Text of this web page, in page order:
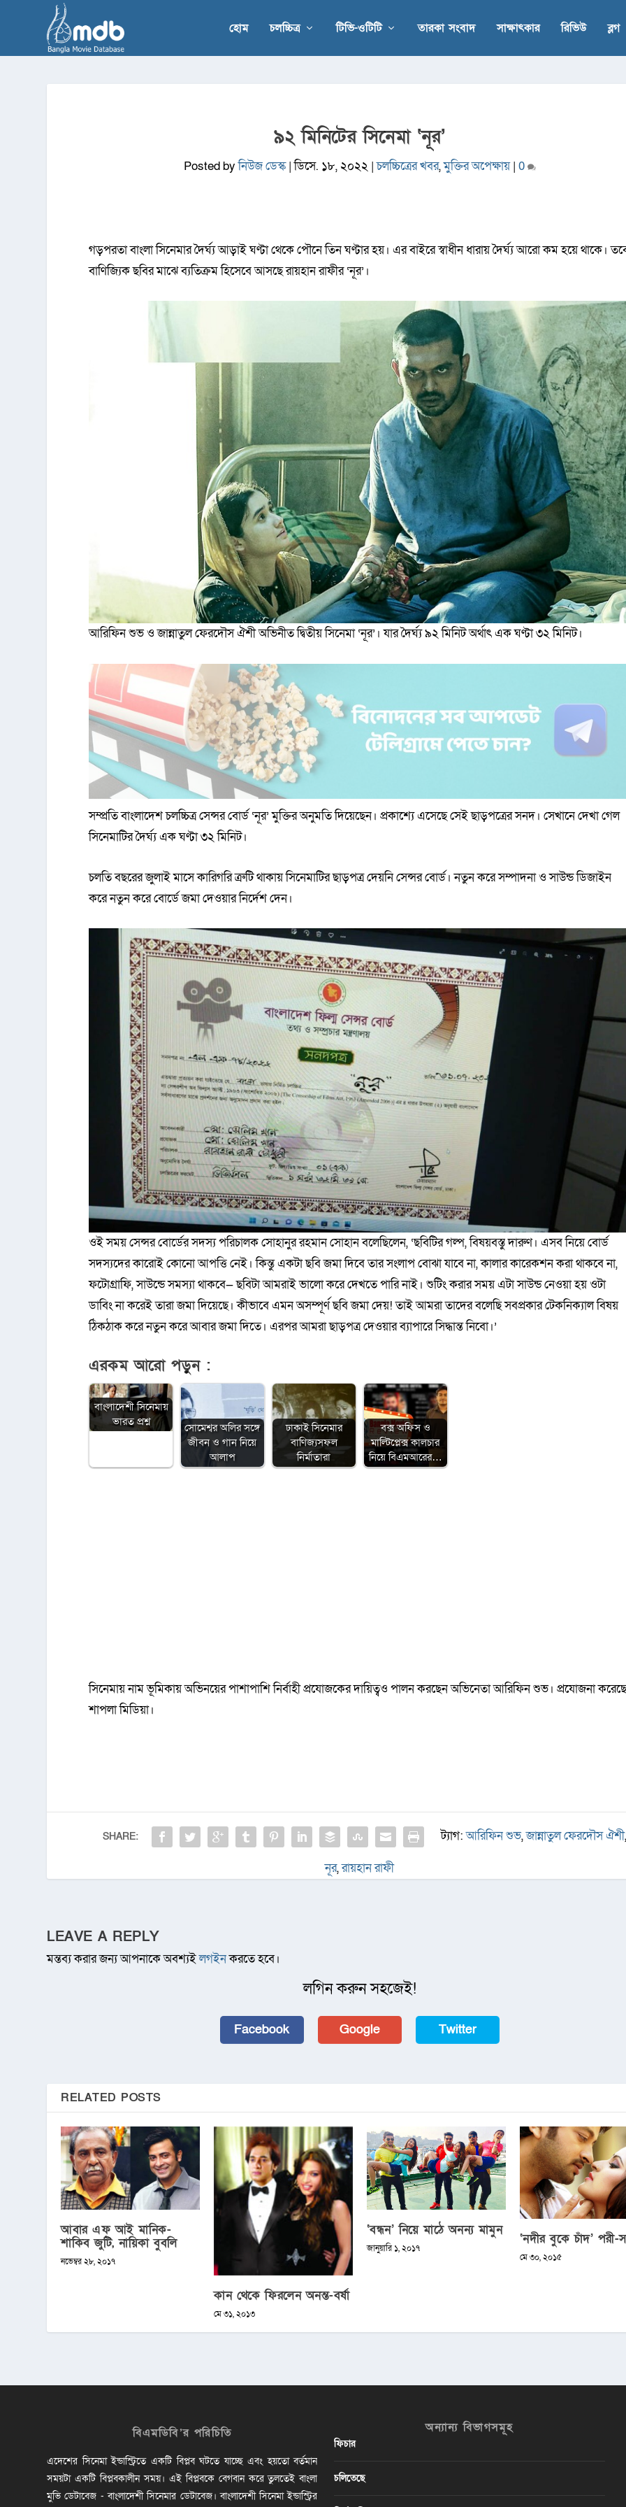
হোম চলচ্চিত্র টিভি-ওটিটি তারকা সংবাদ সাক্ষাৎকার রিভিউ ব্লগ
৯২ মিনিটের সিনেমা ‌‘নূর’
Posted byনিউজ ডেস্ক|ডিসে. ১৮, ২০২২ |চলচ্চিত্রের খবর,মুক্তির অপেক্ষায়| 0
গড়পরতা বাংলা সিনেমার দৈর্ঘ্য আড়াই ঘণ্টা থেকে পৌনে তিন ঘণ্টার হয়। এর বাইরে স্বাধীন ধারায় দৈর্ঘ্য আরো কম হয়ে থাকে।
বাণিজ্যিক ছবির মাঝে ব্যতিক্রম হিসেবে আসছে রায়হান রাফীর ‘নূর’।
আরিফিন শুভ ও জান্নাতুল ফেরদৌস ঐশী অভিনীত দ্বিতীয় সিনেমা ‘নূর’। যার দৈর্ঘ্য ৯২ মিনিট অর্থাৎ এক ঘণ্টা ৩২ মিনিট।
সম্প্রতি বাংলাদেশ চলচ্চিত্র সেন্সর বোর্ড ‘নূর’ মুক্তির অনুমতি দিয়েছেন। প্রকাশ্যে এসেছে সেই ছাড়পত্রের সনদ। সেখানে দেখা গেল
সিনেমাটির দৈর্ঘ্য এক ঘণ্টা ৩২ মিনিট।
চলতি বছরের জুলাই মাসে কারিগরি ত্রুটি থাকায় সিনেমাটির ছাড়পত্র দেয়নি সেন্সর বোর্ড। নতুন করে সম্পাদনা ও সাউন্ড ডিজাইন
করে নতুন করে বোর্ডে জমা দেওয়ার নির্দেশ দেন।
ওই সময় সেন্সর বোর্ডের সদস্য পরিচালক সোহানুর রহমান সোহান বলেছিলেন, ‘ছবিটির গল্প, বিষয়বস্তু দারুণ। এসব নিয়ে বোর্ড
সদস্যদের কারোই কোনো আপত্তি নেই। কিন্তু একটা ছবি জমা দিবে তার সংলাপ বোঝা যাবে না, কালার কারেকশন করা থাকবে না,
ফটোগ্রাফি, সাউন্ডে সমস্যা থাকবে— ছবিটা আমরাই ভালো করে দেখতে পারি নাই। শুটিং করার সময় এটা সাউন্ড নেওয়া হয় ওটা
ডাবিং না করেই তারা জমা দিয়েছে। কীভাবে এমন অসম্পূর্ণ ছবি জমা দেয়! তাই আমরা তাদের বলেছি সবপ্রকার টেকনিক্যাল বিষয়
ঠিকঠাক করে নতুন করে আবার জমা দিতে। এরপর আমরা ছাড়পত্র দেওয়ার ব্যাপারে সিদ্ধান্ত নিবো।’
এরকম আরো পড়ুন :
বাংলাদেশী সিনেমায়
ভারত প্রশ্ন
সোমেশ্বর অলির সঙ্গে
জীবন ও গান নিয়ে
আলাপ
ঢাকাই সিনেমার
বাণিজ্যসফল
নির্মাতারা
বক্স অফিস ও
মাল্টিপ্লেক্স কালচার
নিয়ে বিএমআরের…
সিনেমায় নাম ভূমিকায় অভিনয়ের পাশাপাশি নির্বাহী প্রযোজকের দায়িত্বও পালন করছেন অভিনেতা আরিফিন শুভ। প্রযোজনা
শাপলা মিডিয়া।
SHARE: ট্যাগ:আরিফিন শুভ,জান্নাতুল ফেরদৌস ঐশী
নূর,রায়হান রাফী
LEAVE A REPLY
মন্তব্য করার জন্য আপনাকে অবশ্যইলগইনকরতে হবে।
লগিন করুন সহজেই!
Facebook Google Twitter
RELATED POSTS
আবার এফ আই মানিক-
শাকিব জুটি, নায়িকা বুবলি
নভেম্বর ২৮, ২০১৭
কান থেকে ফিরলেন অনন্ত-বর্ষা
মে ৩১, ২০১৩
‘বন্ধন’ নিয়ে মাঠে অনন্য মামুন
জানুয়ারি ১, ২০১৭
‘নদীর বুকে চাঁদ’ পরী-
মে ৩০, ২০১৫
বিএমডিবি’র পরিচিতি
এদেশের সিনেমা ইন্ডাস্ট্রিতে একটি বিপ্লব ঘটতে যাচ্ছে এবং হয়তো বর্তমান
সময়টা একটি বিপ্লবকালীন সময়। এই বিপ্লবকে বেগবান করে তুলতেই বাংলা
মুভি ডেটাবেজ - বাংলাদেশী সিনেমার ডেটাবেজ। বাংলাদেশী সিনেমা ইন্ডাস্ট্রির
অন্যান্য বিভাগসমূহ
ফিচার
চলিতেছে